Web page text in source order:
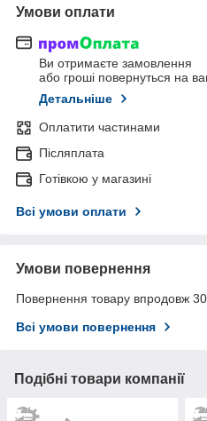
Умови оплати
Ви отримаєте замовлення
або гроші повернуться на
Детальніше
Оплатити частинами
Післяплата
Готівкою у магазині
Всі умови оплати
Умови повернення
Повернення товару впродовж 30
Всі умови повернення
Подібні товари компанії